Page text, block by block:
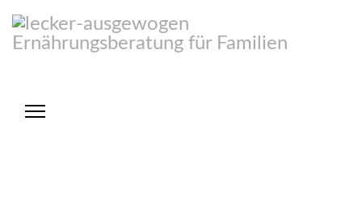
Beratungspakete
Einzelsessions